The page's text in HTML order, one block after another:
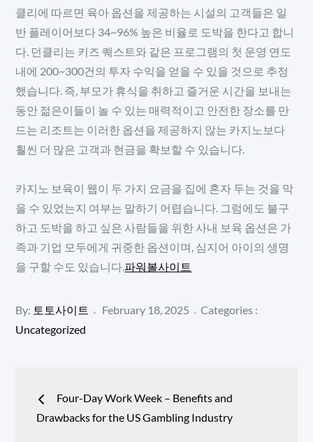
클리에 따르면 육아 옵션을 제공하는 시설의 고객들은 일
반 플레이어보다 34~96% 높은 비율로 도박을 한다고 합니
다. 던클리는 키즈 퀘스트와 같은 프로그램의 첫 운영 연도
내에 200~300건의 투자 수익을 얻을 수 있을 것으로 추정
했습니다. 즉, 부모가 휴식을 취하고 즐거운 시간을 보내는
동안 젊은이들이 놀 수 있는 매력적이고 안전한 장소를 만
드는 리조트는 이러한 옵션을 제공하지 않는 카지노보다
훨씬 더 많은 고객과 현금을 확보할 수 있습니다.
카지노 보육이 웹이 두 가지 요금을 집에 혼자 두는 것을 막
을 수 있었는지 여부는 말하기 어렵습니다. 그럼에도 불구
하고 도박을 하고 싶은 사람들을 위한 사내 보육 옵션은 가
족과 기업 모두에게 귀중한 옵션이며, 심지어 아이의 생명
을 구할 수도 있습니다.파워볼사이트
By: 토토사이트
Posted
February 18, 2025
Categories
Categories :
Uncategorized
Post
navigation
Four-Day Work Week – Benefits and
Drawbacks for the US Gambling Industry